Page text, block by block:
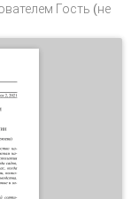
Гость (не